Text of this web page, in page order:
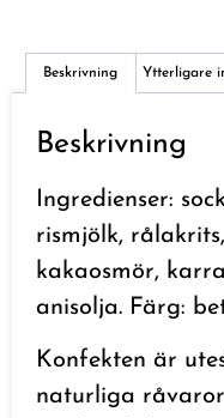
Beskrivning Ytterligare
Beskrivning
Ingredienser:
rismjölk,
kakaosmör,
anisolja. Färg:
Konfekten är
naturliga